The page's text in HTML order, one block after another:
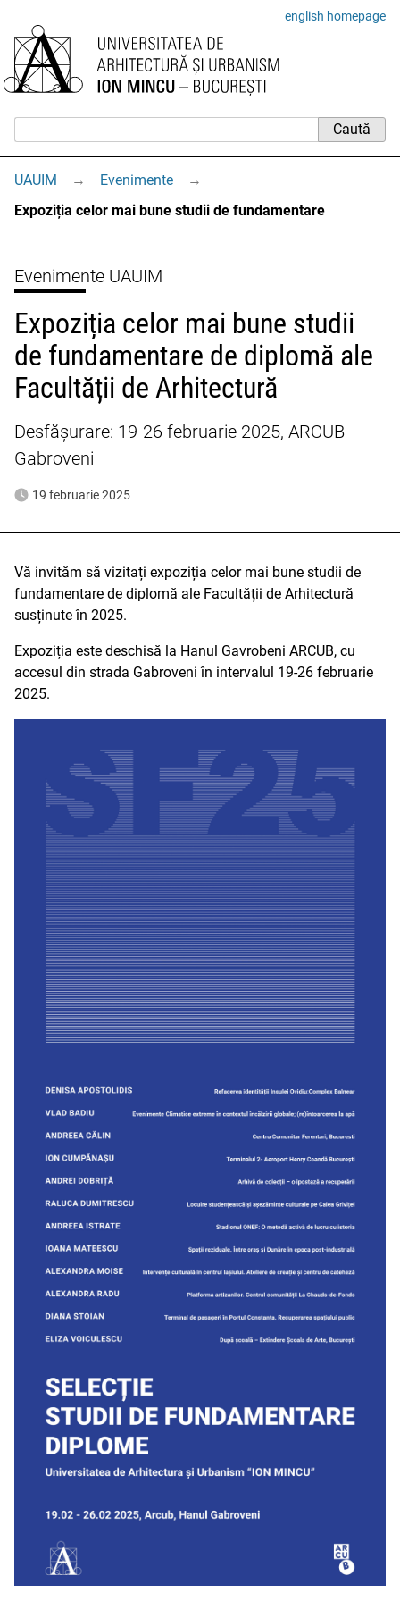
english homepage
UAUIM → Evenimente
→
Expoziția celor mai bune studii de fundamentare
Evenimente UAUIM
Expoziția celor mai bune studii
de fundamentare de diplomă ale
Facultății de Arhitectură
Desfășurare: 19-26 februarie 2025, ARCUB
Gabroveni
19 februarie 2025
Vă invităm să vizitați expoziția celor mai bune studii de
fundamentare de diplomă ale Facultății de Arhitectură
susținute în 2025.
Expoziția este deschisă la Hanul Gavrobeni ARCUB, cu
accesul din strada Gabroveni în intervalul 19-26 februarie
2025.